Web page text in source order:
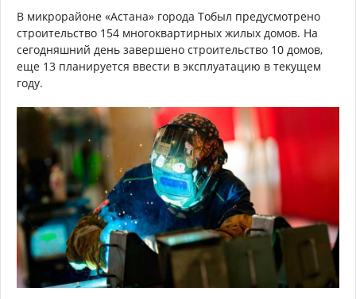
В микрорайоне «Астана» города Тобыл предусмотрено
строительство 154 многоквартирных жилых домов. На
сегодняшний день завершено строительство 10 домов,
еще 13 планируется ввести в эксплуатацию в текущем
году.